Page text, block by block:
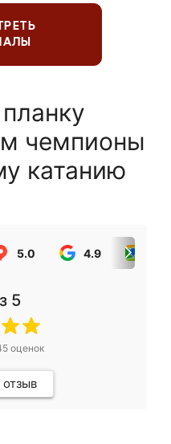
чемпионы
катанию
5.0 4.9
5
оценок
отзыв